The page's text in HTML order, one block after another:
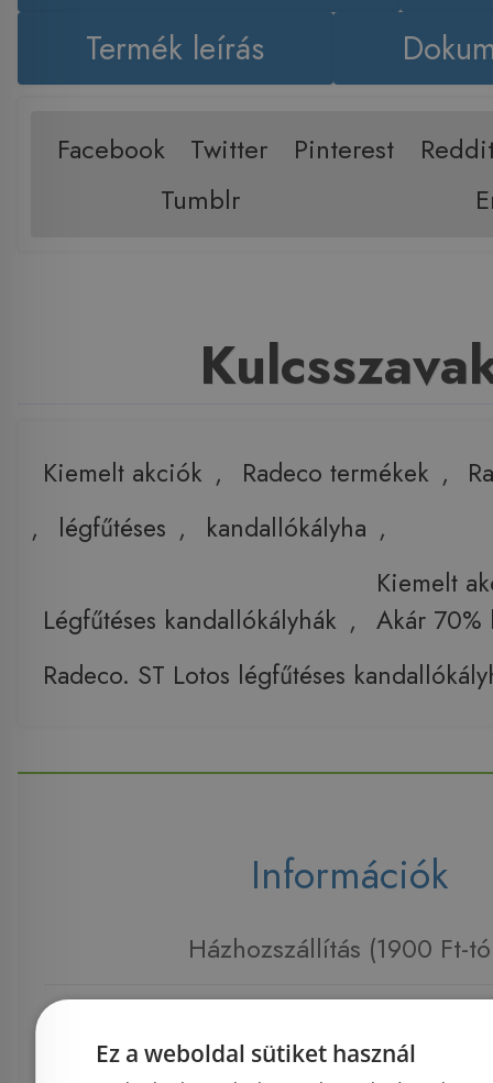
Termék leírás
Facebook Twitter Pinterest
Tumblr
Kiemelt akciók , Radeco termékek ,
,
légfűtéses , kandallókályha ,
Légfűtéses kandallókályhák ,
Kiemelt
Akár 70%
Radeco. ST Lotos légfűtéses
Információk
Házhozszállítás (1900 Ft-
Ez a weboldal sütiket használ